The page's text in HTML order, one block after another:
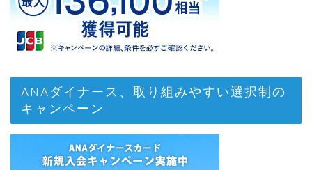
ANAダイナース、取り組みやすい選択制の
キャンペーン